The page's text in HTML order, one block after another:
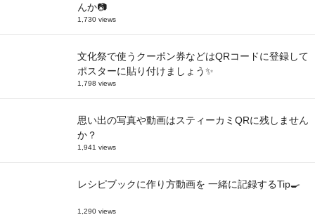
んか📷
1,730 views
文化祭で使うクーポン券などはQRコードに登録して
ポスターに貼り付けましょう✨
1,798 views
思い出の写真や動画はスティーカミQRに残しません
か？
1,941 views
レシピブックに作り方動画を 一緒に記録するTip🍳
1,290 views